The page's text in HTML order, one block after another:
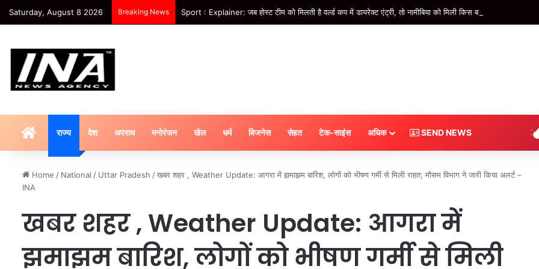
Saturday, August 8 2026 Breaking News Sport : Explainer: जब होस्ट टीम को मिलती है वर्ल्ड कप में डायरेक्ट एंट्री, तो नामीबिया को मिली किस बात की सजा? #INA
HOMEराज्य देश अपराध मनोरंजन खेल धर्म बिजनेस सेहत टेक-साइंस अधिक SEND NEWS
Home / National / Uttar Pradesh /खबर शहर , Weather Update: आगरा में झमाझम बारिश, लोगों को भीषण गर्मी से मिली राहत; माैसम विभाग ने जारी किया अलर्ट –
INA
खबर शहर , Weather Update: आगरा में
झमाझम बारिश, लोगों को भीषण गर्मी से मिली